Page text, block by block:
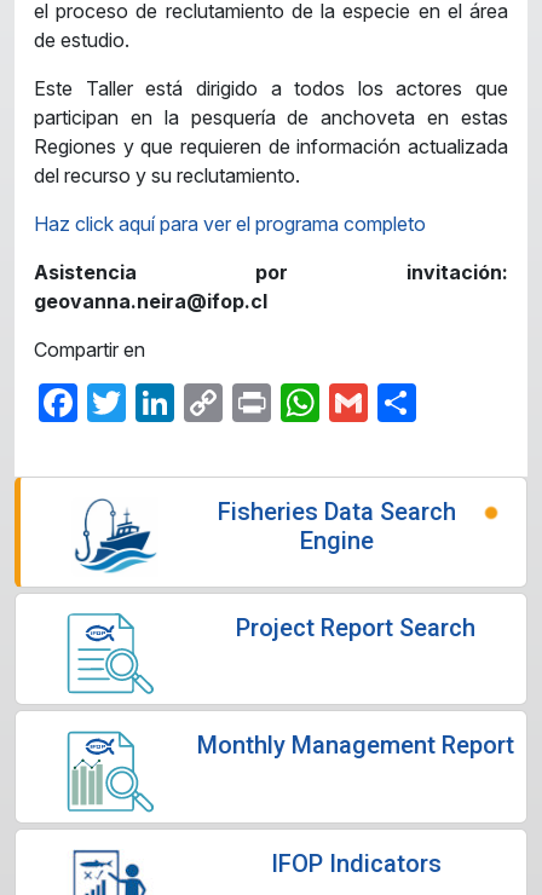
el proceso de reclutamiento de la especie en el área
de estudio.
Este Taller está dirigido a todos los actores que
participan en la pesquería de anchoveta en estas
Regiones y que requieren de información actualizada
del recurso y su reclutamiento.
Haz click aquí para ver el programa completo
Asistencia por invitación:
geovanna.neira@ifop.cl
Compartir en
Facebook
Twitter
LinkedIn
CopyPrintWhatsApp
Gmail
Fisheries Data Search
Engine
Project Report Search
Monthly Management Report
IFOP Indicators